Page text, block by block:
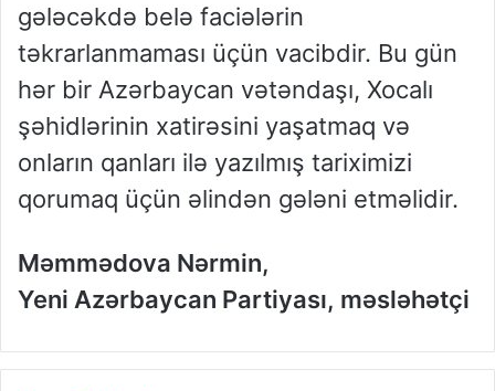
gələcəkdə belə faciələrin
təkrarlanmaması üçün vacibdir. Bu gün
hər bir Azərbaycan vətəndaşı, Xocalı
şəhidlərinin xatirəsini yaşatmaq və
onların qanları ilə yazılmış tariximizi
qorumaq üçün əlindən gələni etməlidir.
Məmmədova Nərmin,
Yeni Azərbaycan Partiyası, məsləhətçi